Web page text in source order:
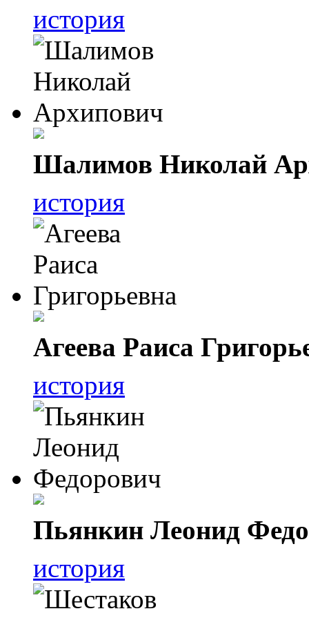
история
Шалимов Николай
история
Агеева Раиса
история
Пьянкин Леонид
история